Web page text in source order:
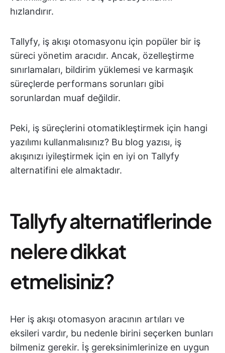
hızlandırır.
Tallyfy, iş akışı otomasyonu için popüler bir iş
süreci yönetim aracıdır. Ancak, özelleştirme
sınırlamaları, bildirim yüklemesi ve karmaşık
süreçlerde performans sorunları gibi
sorunlardan muaf değildir.
Peki, iş süreçlerini otomatikleştirmek için hangi
yazılımı kullanmalısınız? Bu blog yazısı, iş
akışınızı iyileştirmek için en iyi on Tallyfy
alternatifini ele almaktadır.
Tallyfy alternatiflerinde
nelere dikkat
etmelisiniz?
Her iş akışı otomasyon aracının artıları ve
eksileri vardır, bu nedenle birini seçerken bunları
bilmeniz gerekir. İş gereksinimlerinize en uygun